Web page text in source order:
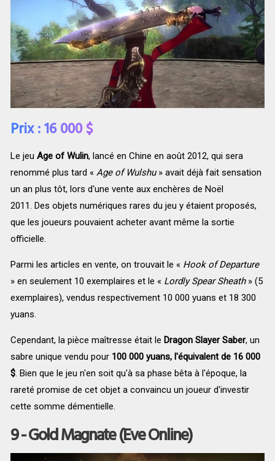
Prix : 16 000 $
Le jeu Age of Wulin, lancé en Chine en août 2012, qui sera
renommé plus tard « Age of Wulshu» avait déjà fait sensation
un an plus tôt, lors d'une vente aux enchères de Noël
2011. Des objets numériques rares du jeu y étaient proposés,
que les joueurs pouvaient acheter avant même la sortie
officielle.
Parmi les articles en vente, on trouvait le « Hook of Departure
» en seulement 10 exemplaires et le «Lordly Spear Sheath» (5
exemplaires), vendus respectivement 10 000 yuans et 18 300
yuans.
Cependant, la pièce maîtresse était le Dragon Slayer Saber, un
sabre unique vendu pour 100 000 yuans, l'équivalent de 16 000
$. Bien que le jeu n'en soit qu'à sa phase bêta à l'époque, la
rareté promise de cet objet a convaincu un joueur d'investir
cette somme démentielle.
9 - Gold Magnate (Eve Online)